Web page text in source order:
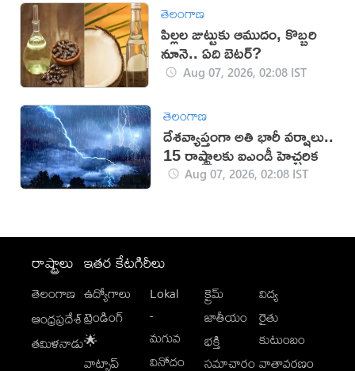
తెలంగాణ
పిల్లల జుట్టుకు ఆముదం, కొబ్బరి
నూనె.. ఏది బెటర్?
Aug 07, 2026, 02:08 IST
తెలంగాణ
దేశవ్యాప్తంగా అతి భారీ వర్షాలు..
15 రాష్ట్రాలకు ఐఎండీ హెచ్చరిక
Aug 07, 2026, 02:08 IST
రాష్ట్రాలు
తెలంగాణ
ఆంధ్రప్రదేశ్
తమిళనాడు
ఇతర కేటగిరీలు
ఉద్యోగాలు
ట్రెండింగ్
🌟
వాట్సాప్
Lokal
-
మగువ
వినోదం
క్రైమ్
జాతీయం
భక్తి
సమాచారం
విద్య
రైతు
కుటుంబం
వాతావరణం